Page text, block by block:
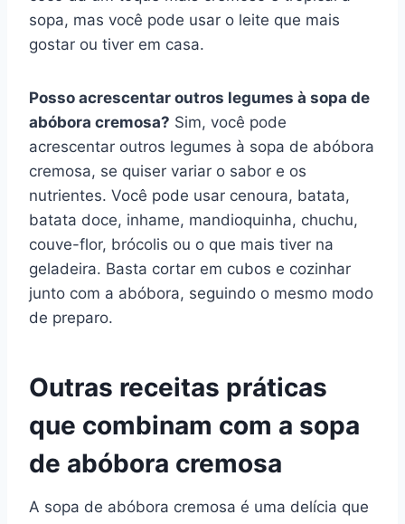
sopa, mas você pode usar o leite que mais
gostar ou tiver em casa.
Posso acrescentar outros legumes à sopa de
abóbora cremosa? Sim, você pode
acrescentar outros legumes à sopa de abóbora
cremosa, se quiser variar o sabor e os
nutrientes. Você pode usar cenoura, batata,
batata doce, inhame, mandioquinha, chuchu,
couve-flor, brócolis ou o que mais tiver na
geladeira. Basta cortar em cubos e cozinhar
junto com a abóbora, seguindo o mesmo modo
de preparo.
Outras receitas práticas
que combinam com a sopa
de abóbora cremosa
A sopa de abóbora cremosa é uma delícia que